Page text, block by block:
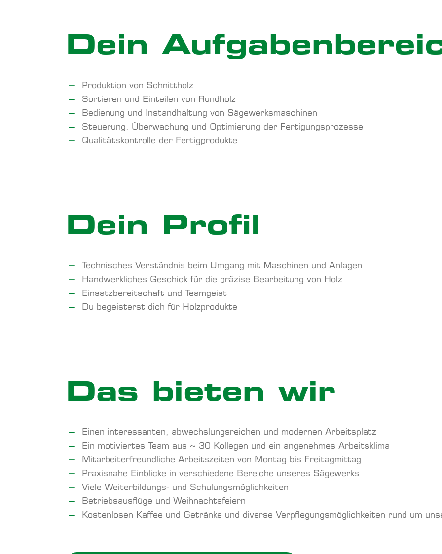
Dein
Produktion von Schnittholz
Sortieren und Einteilen von Rundholz
Bedienung und Instandhaltung von Sägewerksmaschinen
Steuerung, Überwachung und Optimierung der Fertigungsprozesse
Qualitätskontrolle der Fertigprodukte
Dein Profil
Technisches Verständnis beim Umgang mit Maschinen und Anlagen
Handwerkliches Geschick für die präzise Bearbeitung von Holz
Einsatzbereitschaft und Teamgeist
Du begeisterst dich für Holzprodukte
Das bieten wir
Einen interessanten, abwechslungsreichen und modernen Arbeitsplatz
Ein motiviertes Team aus ~ 30 Kollegen und ein angenehmes Arbeitsklima
Mitarbeiterfreundliche Arbeitszeiten von Montag bis Freitagmittag
Praxisnahe Einblicke in verschiedene Bereiche unseres Sägewerks
Viele Weiterbildungs- und Schulungsmöglichkeiten
Betriebsausflüge und Weihnachtsfeiern
Kostenlosen Kaffee und Getränke und diverse Verpflegungsmöglichkeiten rund um